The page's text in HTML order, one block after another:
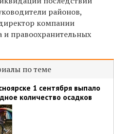
районов,
компании
и правоохранительных
по теме
1 сентября выпало
количество осадков